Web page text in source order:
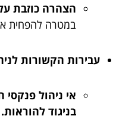
הצהרה כוזבת על
במטרה להפחית
עבירות הקשורות
אי ניהול פנקסי
בניגוד להוראות.